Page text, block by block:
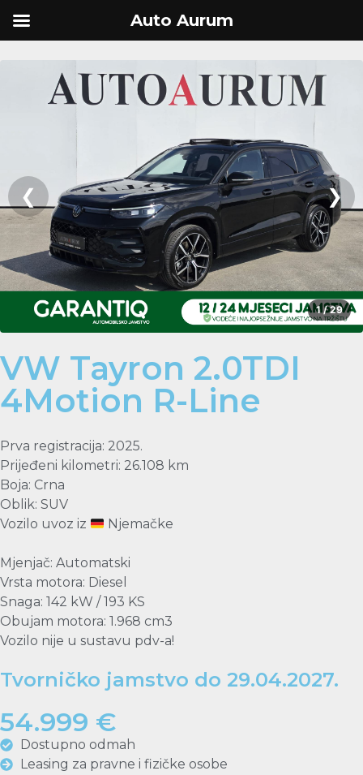
❮ ❯
1 / 29
VW Tayron 2.0TDI
4Motion R-Line
Prva registracija: 2025.
Prijeđeni kilometri: 26.108 km
Boja: Crna
Oblik: SUV
Vozilo uvoz iz
Njemačke
Mjenjač: Automatski
Vrsta motora: Diesel
Snaga: 142 kW / 193 KS
Obujam motora: 1.968 cm3
Vozilo nije u sustavu pdv-a!
Tvorničko jamstvo do 29.04.2027.
54.999 €
Dostupno odmah
Leasing za pravne i fizičke osobe
Auto Aurum